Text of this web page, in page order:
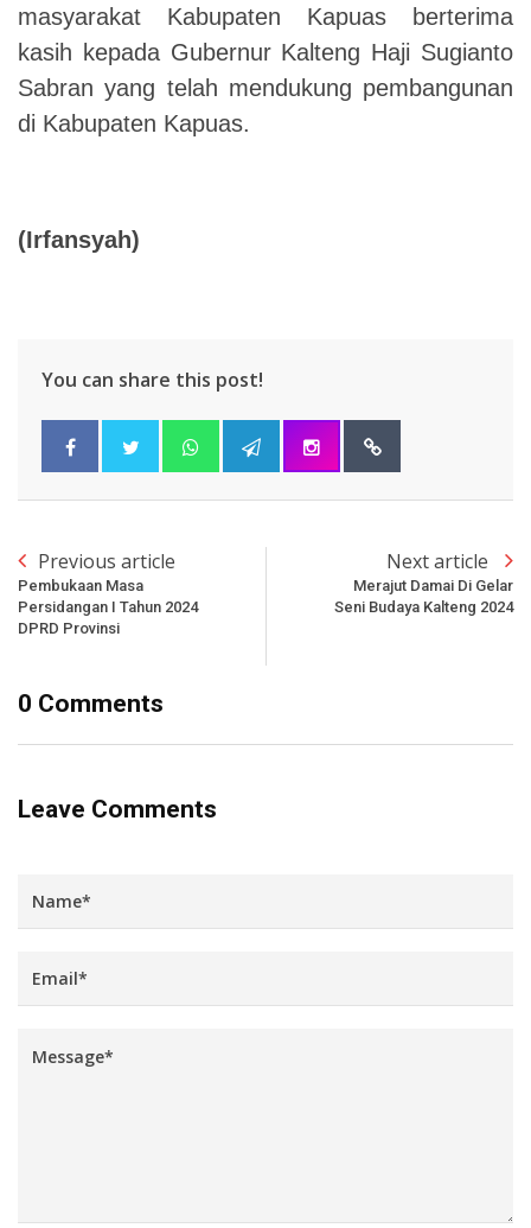
masyarakat Kabupaten Kapuas berterima
kasih kepada Gubernur Kalteng Haji Sugianto
Sabran yang telah mendukung pembangunan
di Kabupaten Kapuas.
(Irfansyah)
You can share this post!
Previous article
Pembukaan Masa
Persidangan I Tahun 2024
DPRD Provinsi
Next article
Merajut Damai Di Gelar
Seni Budaya Kalteng 2024
0 Comments
Leave Comments